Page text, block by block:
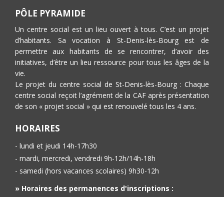
PÔLE PYRAMIDE
Un centre social est un lieu ouvert à tous. C’est un projet
d’habitants. Sa vocation à St-Denis-lès-Bourg est de
permettre aux habitants de se rencontrer, d’avoir des
initiatives, d’être un lieu ressource pour tous les âges de la
vie.
Le projet du centre social de St-Denis-lès-Bourg : Chaque
centre social reçoit l’agrément de la CAF après présentation
de son « projet social » qui est renouvelé tous les 4 ans.
HORAIRES
- lundi et jeudi 14h-17h30
- mardi, mercredi, vendredi 9h-12h/14h-18h
- samedi (hors vacances scolaires) 9h30-12h
» Horaires des permanences d'inscriptions :